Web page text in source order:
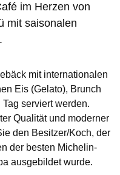
im Herzen von
mit saisonalen
mit internationalen
Eis (Gelato), Brunch
serviert werden.
Qualität und moderner
den Besitzer/Koch, der
der besten Michelin-
ausgebildet wurde.